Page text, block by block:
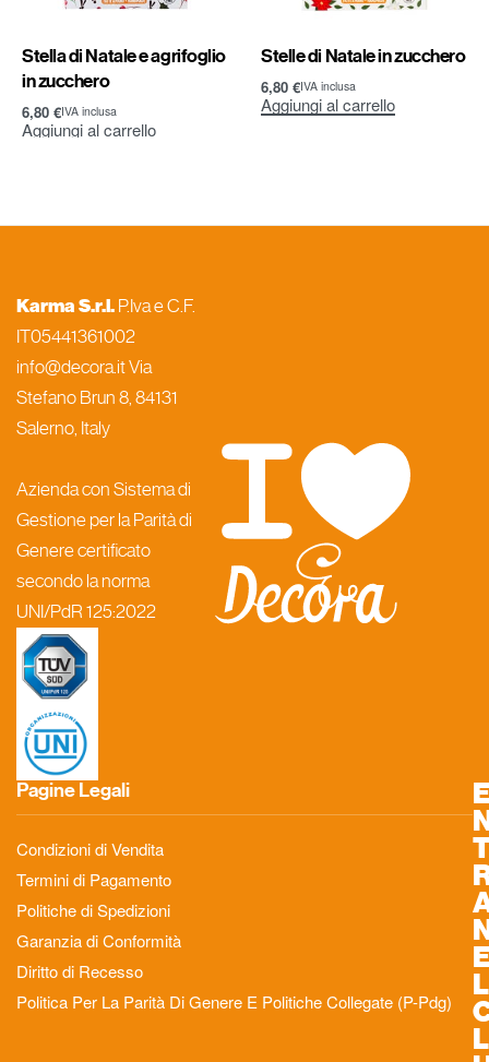
Stella di Natale e agrifoglio
in zucchero
6,80 €IVA inclusa
Aggiungi al carrello
Stelle di Natale in zucchero
6,80 €IVA inclusa
Aggiungi al carrello
Karma S.r.l. P.Iva e C.F.
IT05441361002
info@decora.it Via
Stefano Brun 8, 84131
Salerno, Italy
Azienda con Sistema di
Gestione per la Parità di
Genere certificato
secondo la norma
UNI/PdR 125:2022
Pagine Legali
Condizioni di Vendita
Termini di Pagamento
Politiche di Spedizioni
Garanzia di Conformità
Diritto di Recesso
Politica Per La Parità Di Genere E Politiche Collegate (P-Pdg)
L
L